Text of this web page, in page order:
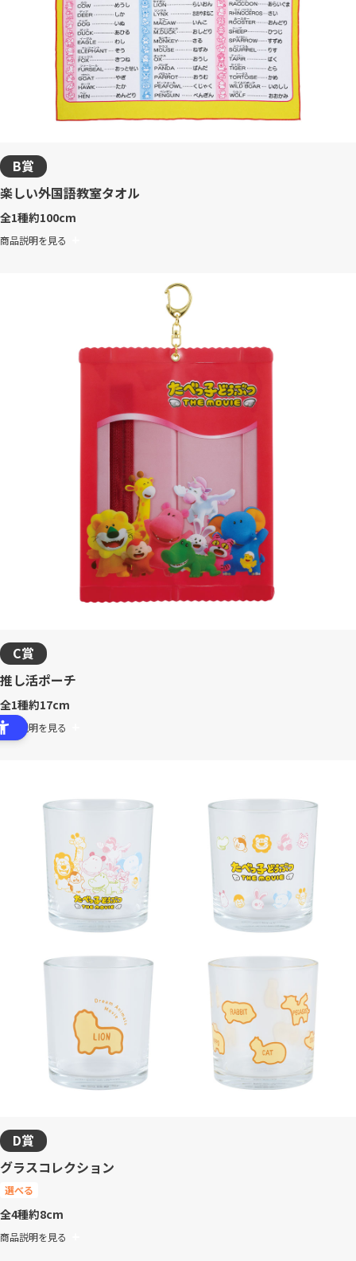
B賞
楽しい外国語教室タオル
全1種約100cm
商品説明を見る
C賞
推し活ポーチ
全1種約17cm
商品説明を見る
D賞
グラスコレクション
選べる
全4種約8cm
商品説明を見る